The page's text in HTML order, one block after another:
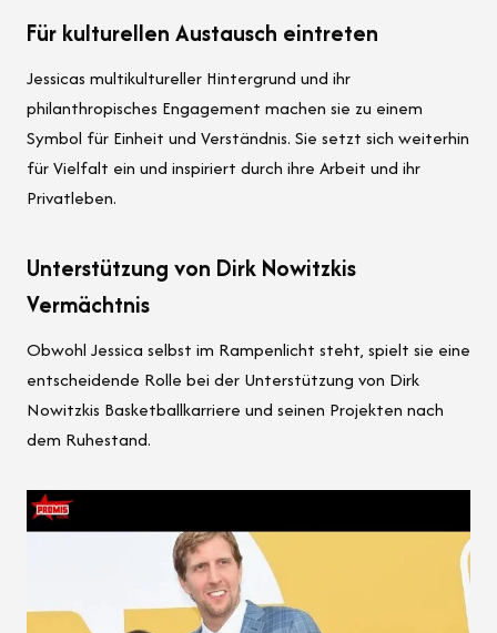
Für kulturellen Austausch eintreten
Jessicas multikultureller Hintergrund und ihr
philanthropisches Engagement machen sie zu einem
Symbol für Einheit und Verständnis. Sie setzt sich weiterhin
für Vielfalt ein und inspiriert durch ihre Arbeit und ihr
Privatleben.
Unterstützung von Dirk Nowitzkis
Vermächtnis
Obwohl Jessica selbst im Rampenlicht steht, spielt sie eine
entscheidende Rolle bei der Unterstützung von Dirk
Nowitzkis Basketballkarriere und seinen Projekten nach
dem Ruhestand.